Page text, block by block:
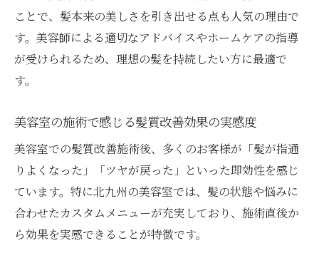
ことで、髪本来の美しさを引き出せる点も人気の理由で
す。美容師による適切なアドバイスやホームケアの指導
が受けられるため、理想の髪を持続したい方に最適で
す。
美容室の施術で感じる髪質改善効果の実感度
美容室での髪質改善施術後、多くのお客様が「髪が指通
りよくなった」「ツヤが戻った」といった即効性を感じ
ています。特に北九州の美容室では、髪の状態や悩みに
合わせたカスタムメニューが充実しており、施術直後か
ら効果を実感できることが特徴です。